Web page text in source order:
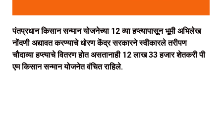
पंतप्रधान किसान सन्मान योजनेच्या 12 व्या हप्त्यापासून भूमी अभिलेख
नोंदणी अद्यावत करण्याचे धोरण केंद्र सरकारने स्वीकारले तरीपण
चौदाव्या हप्त्याचे वितरण होत असतानाही 12 लाख 33 हजार शेतकरी पी
एम किसान सन्मान योजनेत वंचित राहिले.